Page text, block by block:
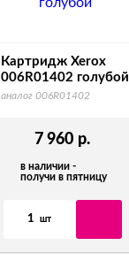
7 960 р.
в наличии -
получи в пятницу
1 шт
Картридж Xerox
006R01402 голубой
аналог 006R01402